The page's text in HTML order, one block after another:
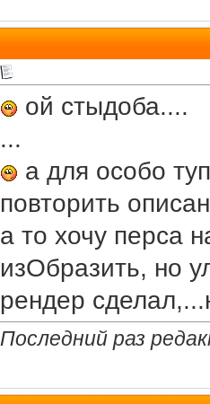
ой стыдоба....
...
а для особо
повторить
а то хочу перса
изОбразить, но
рендер
Последний раз